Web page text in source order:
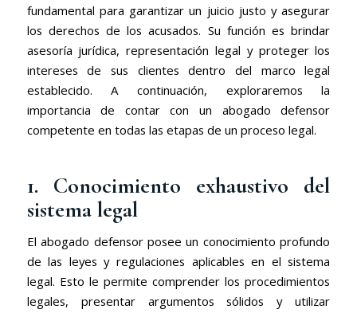
fundamental para garantizar un juicio justo y asegurar
los derechos de los acusados. Su función es brindar
asesoría jurídica, representación legal y proteger los
intereses de sus clientes dentro del marco legal
establecido. A continuación, exploraremos la
importancia de contar con un abogado defensor
competente en todas las etapas de un proceso legal.
1. Conocimiento exhaustivo del
sistema legal
El abogado defensor posee un conocimiento profundo
de las leyes y regulaciones aplicables en el sistema
legal. Esto le permite comprender los procedimientos
legales, presentar argumentos sólidos y utilizar